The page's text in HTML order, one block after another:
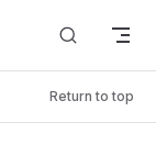
Return to top